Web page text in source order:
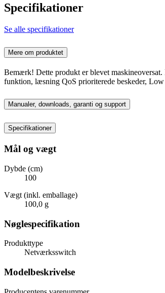
Specifikationer
Se alle specifikationer
Mere om produktet
Bemærk! Dette produkt er blevet
funktion, læsning QoS prioriterede beskeder,
Manualer, downloads, garanti og support
Specifikationer
Mål og vægt
Dybde (cm)
100
Vægt (inkl. emballage)
100,0 g
Nøglespecifikation
Produkttype
Netværksswitch
Modelbeskrivelse